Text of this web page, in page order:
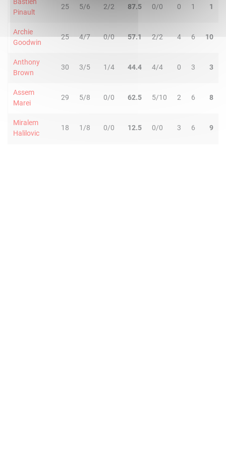
Pinault
25 5/6 2/2 87.5 0/0 0 1 1
Archie
Goodwin
25 4/7 0/0 57.1 2/2 4 6 10
Anthony
Brown
30 3/5 1/4 44.4 4/4 0 3 3
Assem
Marei
29 5/8 0/0 62.5 5/10 2 6 8
Miralem
Halilovic
18 1/8 0/0 12.5 0/0 3 6 9